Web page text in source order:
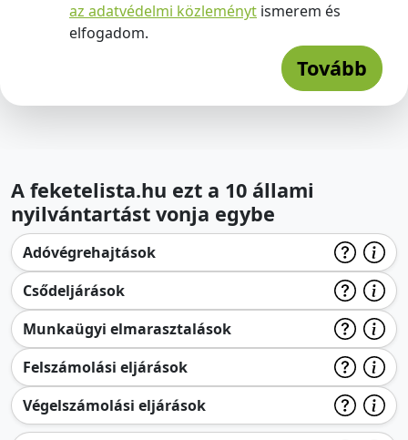
az adatvédelmi közleményt ismerem és
elfogadom.
Tovább
A feketelista.hu ezt a 10 állami
nyilvántartást vonja egybe
Adóvégrehajtások
Csődeljárások
Munkaügyi elmarasztalások
Felszámolási eljárások
Végelszámolási eljárások